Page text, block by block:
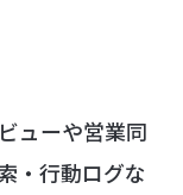
ューや営業同
・行動ログな